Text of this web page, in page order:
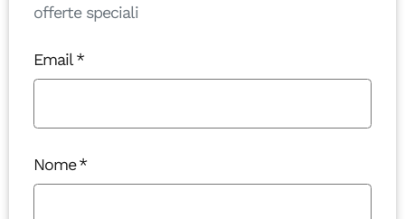
offerte speciali
Email
Nome